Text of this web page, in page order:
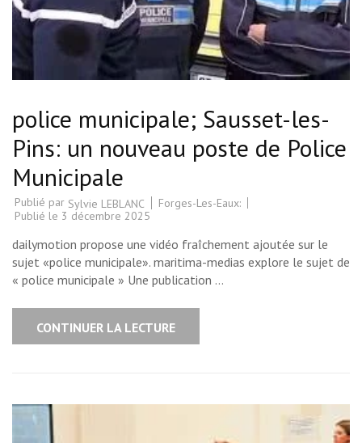
police municipale; Sausset-les-
Pins: un nouveau poste de Police
Municipale
Publié par Sylvie LEBLANC
Forges-Les-Eaux:
Publié le 3 décembre 2025
dailymotion propose une vidéo fraîchement ajoutée sur le
sujet «police municipale». maritima-medias explore le sujet de
« police municipale » Une publication …
CONTINUER LA LECTURE